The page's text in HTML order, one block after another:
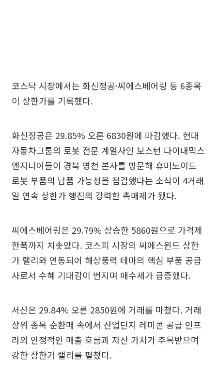
코스닥 시장에서는 화신정공·씨에스베어링 등 6종목
이 상한가를 기록했다.
화신정공은 29.85% 오른 6830원에 마감했다. 현대
자동차그룹의 로봇 전문 계열사인 보스턴 다이내믹스
엔지니어들이 경북 영천 본사를 방문해 휴머노이드
로봇 부품의 납품 가능성을 점검했다는 소식이 4거래
일 연속 상한가 행진의 강력한 촉매제가 됐다.
씨에스베어링은 29.79% 상승한 5860원으로 가격제
한폭까지 치솟았다. 코스피 시장의 씨에스윈드 상한
가 랠리와 연동되어 해상풍력 테마의 핵심 부품 공급
사로서 수혜 기대감이 번지며 매수세가 급증했다.
서산은 29.84% 오른 2850원에 거래를 마쳤다. 거래
상위 종목 순환매 속에서 산업단지 레미콘 공급 인프
라의 안정적인 매출 흐름과 자산 가치가 주목받으며
강한 상한가 랠리를 펼쳤다.